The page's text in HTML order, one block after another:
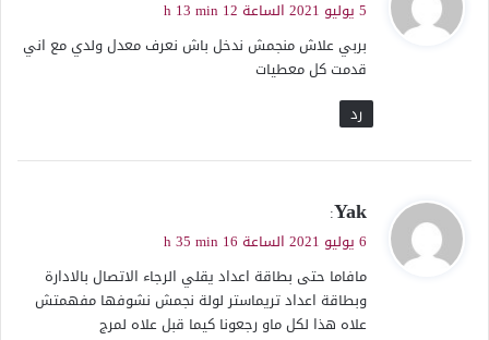
ل
5 يوليو 2021 الساعة 12 h 13 min
بربي علاش منجمش ندخل باش نعرف معدل ولدي مع اني
قدمت كل معطيات
رد
ي
ق
ل
Yak
:
6 يوليو 2021 الساعة 16 h 35 min
مافاما حتى بطاقة اعداد يقلي الرجاء الاتصال بالادارة
وبطاقة اعداد تريماستر لولة نجمش نشوفها مفهمتش
علاه هذا لكل ماو رجعونا كيما قبل علاه لمرج